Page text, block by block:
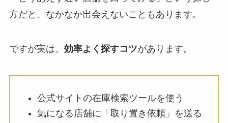
方だと、なかなか出会えないこともあります。
ですが実は、 効率よく探すコツがあります。
公式サイトの在庫検索ツールを使う
気になる店舗に「取り置き依頼」を送る